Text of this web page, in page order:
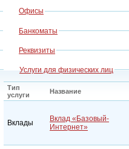
Офисы
Банкоматы
Реквизиты
Услуги для физических лиц
Тип
услуги
Название
Вклады
Вклад «Базовый-
Интернет»